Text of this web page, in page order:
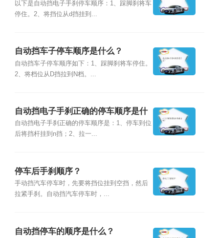
以下是自动挡电子手刹停车顺序：1、踩脚刹将车
停住。2、将挡位从d挡挂到...
自动挡车子停车顺序是什么？
自动挡车子停车顺序如下：1、踩脚刹将车停住。
2、将档位从D挡拉到N档。...
自动挡电子手刹正确的停车顺序是什
么？
自动挡电子手刹正确的停车顺序是：1、停车到位
后将挡杆挂到n挡；2、拉一...
停车后手刹顺序？
手动挡汽车停车时，先要将挡位挂到空挡，然后
拉紧手刹。自动挡汽车停车时，...
自动挡停车的顺序是什么？